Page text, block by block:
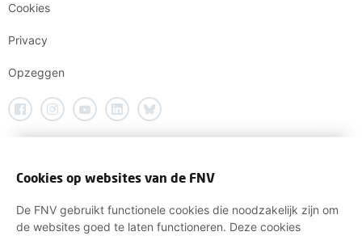
Cookies
Privacy
Opzeggen
Cookies op websites van de FNV
De FNV gebruikt functionele cookies die noodzakelijk zijn om
de websites goed te laten functioneren. Deze cookies